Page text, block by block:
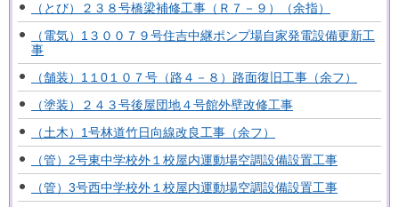
（とび）２３８号橋梁補修工事（Ｒ７－９）（余指）
（電気）1３００７９号住吉中継ポンプ場自家発電設備更新工
事
（舗装）1１0１０７号（路４－８）路面復旧工事（余フ）
（塗装）２４３号後屋団地４号館外壁改修工事
（土木）1号林道竹日向線改良工事（余フ）
（管）2号東中学校外１校屋内運動場空調設備設置工事
（管）3号西中学校外１校屋内運動場空調設備設置工事